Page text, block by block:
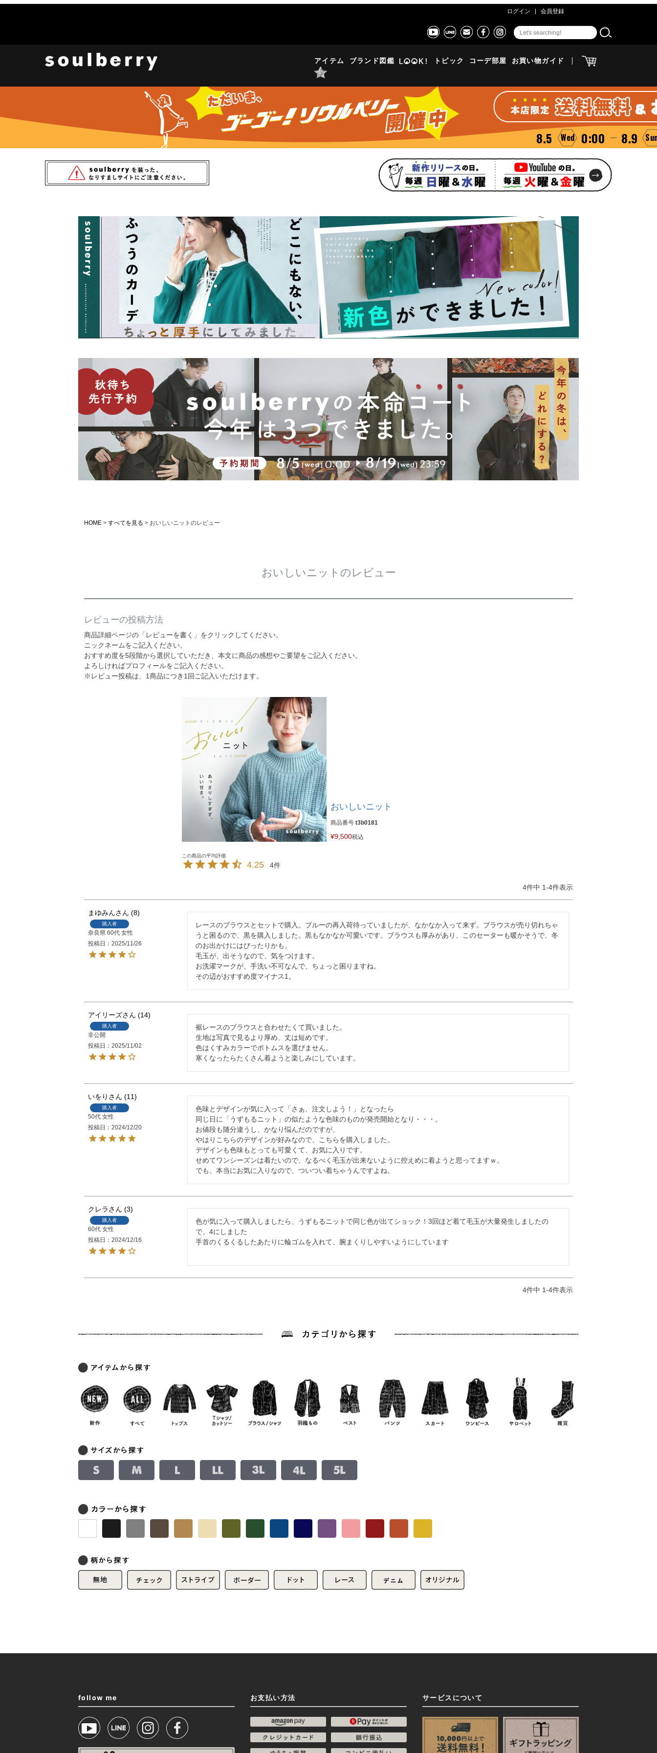
ログイン 会員登録
HOME すべてを見る おいしいニットのレビュー
おいしいニットのレビュー
レビューの投稿方法
商品詳細ページの「レビューを書く」をクリックしてください。
ニックネームをご記入ください。
おすすめ度を5段階から選択していただき、本文に商品の感想やご要望をご記入ください。
よろしければプロフィールをご記入ください。
※レビュー投稿は、1商品につき1回ご記入いただけます。
おいしいニット
商品番号 t3b0181
¥9,500税込
4.25 4
4件中 1-4件表示
まゆみん 8
購入者
奈良県 60代 女性
投稿日
2025/11/26
レースのブラウスとセットで購入。ブルーの再入荷待っていましたが、なかなか入って来ず。ブラウスが売り切れちゃ
うと困るので、黒を購入しました。黒もなかなか可愛いです。ブラウスも厚みがあり、このセーターも暖かそうで、冬
のお出かけにはぴったりかも。
毛玉が、出そうなので、気をつけます。
お洗濯マークが、手洗い不可なんで、ちょっと困りますね。
その辺がおすすめ度マイナス1。
アイリーズ 14
購入者
非公開
投稿日
2025/11/02
裾レースのブラウスと合わせたくて買いました。
生地は写真で見るより厚め、丈は短めです。
色はくすみカラーでボトムスを選びません。
寒くなったらたくさん着ようと楽しみにしています。
いをり 11
購入者
50代 女性
投稿日
2024/12/20
色味とデザインが気に入って「さぁ、注文しよう！」となったら
同じ日に「うずもるニット」の似たような色味のものが発売開始となり・・・。
お値段も随分違うし、かなり悩んだのですが、
やはりこちらのデザインが好みなので、こちらを購入しました。
デザインも色味もとっても可愛くて、お気に入りです。
せめてワンシーズンは着たいので、なるべく毛玉が出来ないように控えめに着ようと思ってますｗ。
でも、本当にお気に入りなので、ついつい着ちゃうんですよね。
クレラ 3
購入者
60代 女性
投稿日
2024/12/16
色が気に入って購入しましたら、うずもるニットで同じ色が出てショック！3回ほど着て毛玉が大量発生しましたの
で、4にしました
手首のくるくるしたあたりに輪ゴムを入れて、腕まくりしやすいようにしています
4件中 1-4件表示